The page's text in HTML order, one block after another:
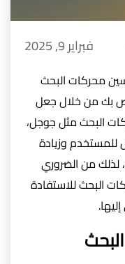
فبراير 9, 2025
محركات البحث
بك من خلال جعل
البحث مثل جوجل،
للمستخدم وزيادة
من الضروري
البحث للاستفادة